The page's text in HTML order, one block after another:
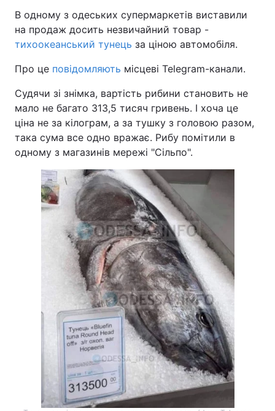
В одному з одеських супермаркетів виставили
на продаж досить незвичайний товар -
тихоокеанський тунець за ціною автомобіля.
Про це повідомляють місцеві Telegram-канали.
Судячи зі знімка, вартість рибини становить не
мало не багато 313,5 тисяч гривень. І хоча це
ціна не за кілограм, а за тушку з головою разом,
така сума все одно вражає. Рибу помітили в
одному з магазинів мережі "Сільпо".